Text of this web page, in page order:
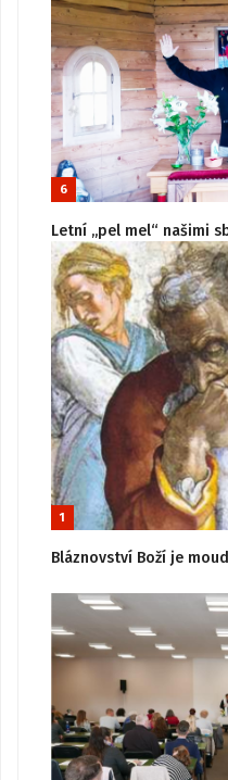
6
Letní „pel mel“ našimi
1
Bláznovství Boží je